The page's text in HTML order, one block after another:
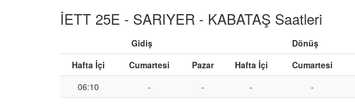
İETT 25E - SARIYER - KABATAŞ Saatleri
Gidiş
Dönüş
Hafta İçi
Cumartesi Pazar Hafta İçi Cumartesi
06:10
- - - -